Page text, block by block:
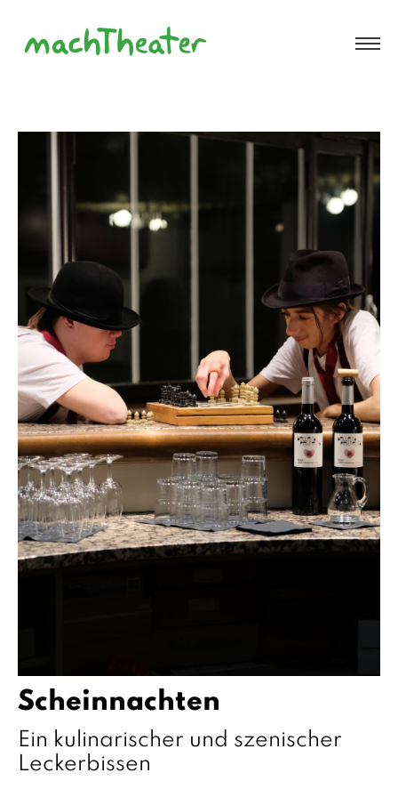
Scheinnachten
Ein kulinarischer und szenischer
Leckerbissen